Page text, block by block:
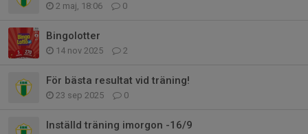
2 maj, 18:06 0
Bingolotter
14 nov 2025 2
För bästa resultat vid träning!
23 sep 2025 0
Inställd träning imorgon -16/9